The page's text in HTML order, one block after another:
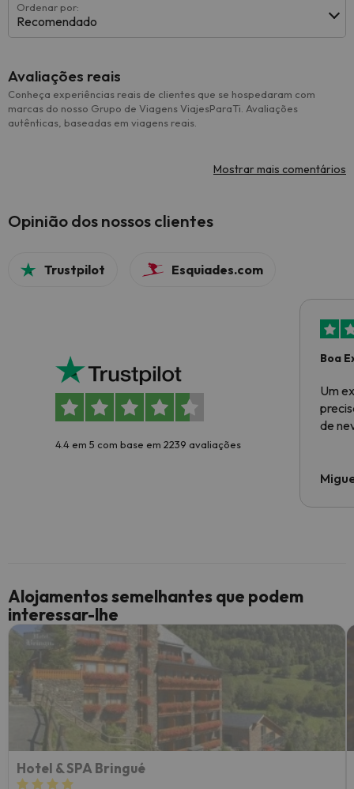
Ordenar por:
Recomendado
Avaliações reais
Conheça experiências reais de clientes que se hospedaram com
marcas do nosso Grupo de Viagens ViajesParaTi. Avaliações
autênticas, baseadas em viagens reais.
Mostrar mais comentários
Opinião dos nossos clientes
Trustpilot Esquiades.com
4.4 em 5 com base em 2239 avaliações
Boa
Um
de
Alojamentos semelhantes que podem
interessar-lhe
Hotel & SPA Bringué